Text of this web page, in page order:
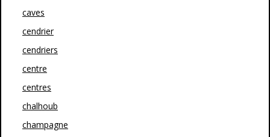
caves
cendrier
cendriers
centre
centres
chalhoub
champagne